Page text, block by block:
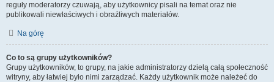
reguły moderatorzy czuwają, aby użytkownicy pisali na temat oraz nie
publikowali niewłaściwych i obraźliwych materiałów.
Na górę
Co to są grupy użytkowników?
Grupy użytkowników, to grupy, na jakie administratorzy dzielą całą społeczność
witryny, aby łatwiej było nimi zarządzać. Każdy użytkownik może należeć do